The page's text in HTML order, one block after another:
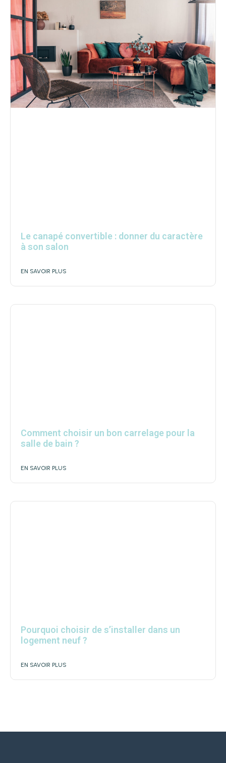
Le canapé convertible : donner du caractère
à son salon
EN SAVOIR PLUS
Comment choisir un bon carrelage pour la
salle de bain ?
EN SAVOIR PLUS
Pourquoi choisir de s’installer dans un
logement neuf ?
EN SAVOIR PLUS